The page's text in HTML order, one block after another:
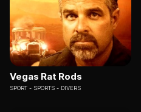
Vegas Rat Rods
SPORT SPORTS - DIVERS